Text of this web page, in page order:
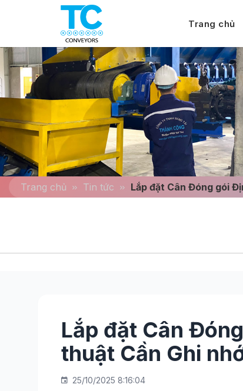
Trang chủ
Trang chủ Tin tức Lắp đặt Cân Đóng gói
Lắp đặt Cân
thuật Cần Ghi
25/10/2025 8:16:04